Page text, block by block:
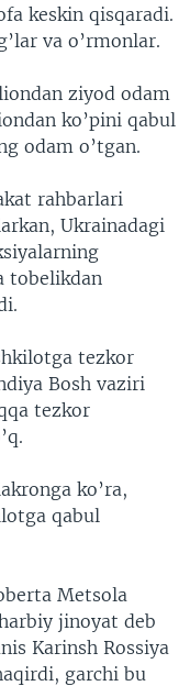
keskin qisqaradi.
va o’rmonlar.
ziyod odam
ko’pini qabul
odam o’tgan.
rahbarlari
Ukrainadagi
tobelikdan
tezkor
Bosh vaziri
tezkor
ko’ra,
qabul
Metsola
jinoyat deb
Karinsh Rossiya
garchi bu